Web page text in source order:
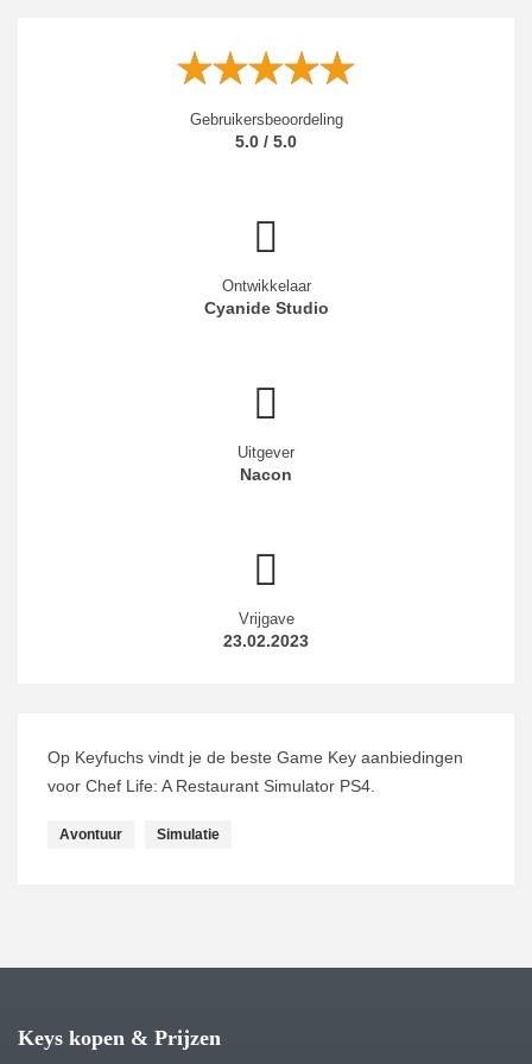
Gebruikersbeoordeling
5.0 / 5.0
Ontwikkelaar
Cyanide Studio
Uitgever
Nacon
Vrijgave
23.02.2023
Op Keyfuchs vindt je de beste Game Key aanbiedingen
voor Chef Life: A Restaurant Simulator PS4.
Avontuur Simulatie
Keys kopen & Prijzen